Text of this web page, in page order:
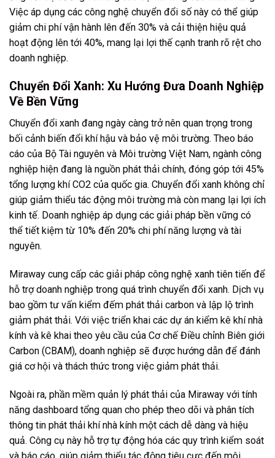
Việc áp dụng các công nghệ chuyển đổi số này có thể giúp
giảm chi phí vận hành lên đến 30% và cải thiện hiệu quả
hoạt động lên tới 40%, mang lại lợi thế cạnh tranh rõ rệt cho
doanh nghiệp.
Chuyển Đổi Xanh: Xu Hướng Đưa Doanh Nghiệp
Về Bền Vững
Chuyển đổi xanh đang ngày càng trở nên quan trọng trong
bối cảnh biến đổi khí hậu và bảo vệ môi trường. Theo báo
cáo của Bộ Tài nguyên và Môi trường Việt Nam, ngành công
nghiệp hiện đang là nguồn phát thải chính, đóng góp tới 45%
tổng lượng khí CO2 của quốc gia. Chuyển đổi xanh không chỉ
giúp giảm thiểu tác động môi trường mà còn mang lại lợi ích
kinh tế. Doanh nghiệp áp dụng các giải pháp bền vững có
thể tiết kiệm từ 10% đến 20% chi phí năng lượng và tài
nguyên.
Miraway cung cấp các giải pháp công nghệ xanh tiên tiến để
hỗ trợ doanh nghiệp trong quá trình chuyển đổi xanh. Dịch vụ
bao gồm tư vấn kiểm đếm phát thải carbon và lập lộ trình
giảm phát thải. Với việc triển khai các dự án kiểm kê khí nhà
kính và kê khai theo yêu cầu của Cơ chế Điều chỉnh Biên giới
Carbon (CBAM), doanh nghiệp sẽ được hướng dẫn để đánh
giá cơ hội và thách thức trong việc giảm phát thải.
Ngoài ra, phần mềm quản lý phát thải của Miraway với tính
năng dashboard tổng quan cho phép theo dõi và phân tích
thông tin phát thải khí nhà kính một cách dễ dàng và hiệu
quả. Công cụ này hỗ trợ tự động hóa các quy trình kiểm soát